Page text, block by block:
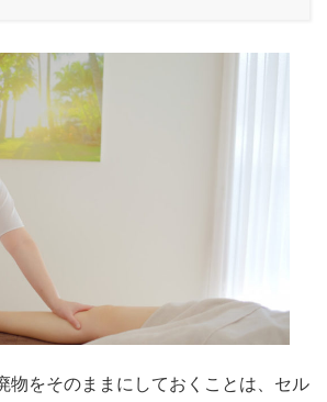
物をそのままにしておくことは、セル